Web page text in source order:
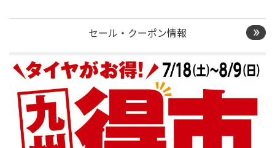
セール・クーポン情報